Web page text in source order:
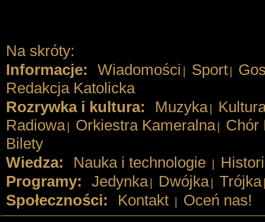
Na skróty:
Informacje: Wiadomości Sport
Redakcja Katolicka
Rozrywka i kultura:
Muzyka
Radiowa
Orkiestra Kameralna
Chór
Bilety
Wiedza:
Nauka i technologie
Programy: Jedynka Dwójka Trójka
Społeczności: Kontakt Oceń nas!